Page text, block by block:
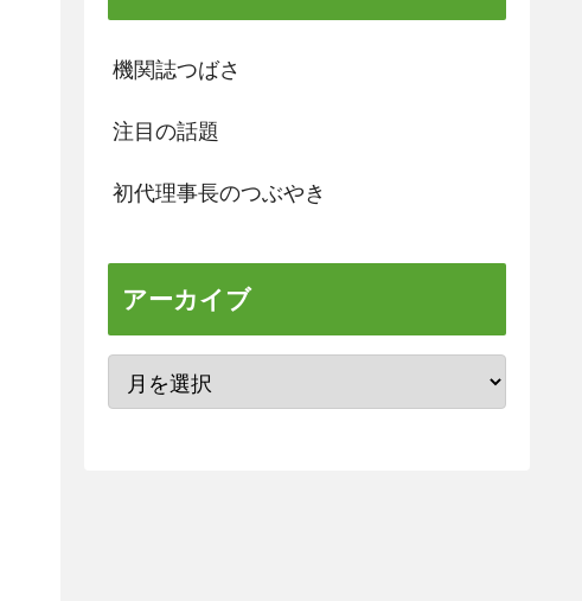
機関誌つばさ
注目の話題
初代理事長のつぶやき
アーカイブ